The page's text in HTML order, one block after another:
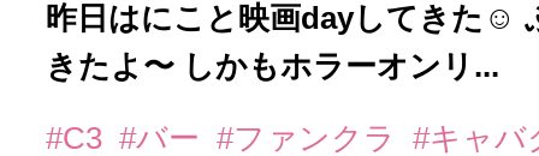
昨日はにこと映画dayしてきた☺️
きたよ〜 しかもホラーオンリ...
#C3 #バー #ファンクラ
#キャ